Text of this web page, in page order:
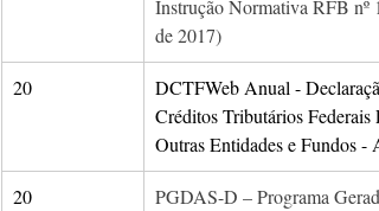
Instrução Normativa RFB nº
de 2017)
20
DCTFWeb Anual -
Créditos Tributários Federais
Outras Entidades e Fundos -
20
PGDAS-D – Programa